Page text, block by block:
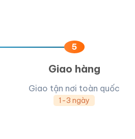
5
Giao hàng
Giao tận nơi toàn quốc
1-3 ngày